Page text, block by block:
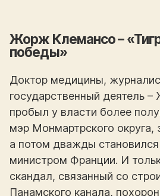
Жорж Клемансо –
победы»
Доктор медицины,
государственный деятель
пробыл у власти более
мэр Монмартрского округа,
а потом дважды
министром Франции. И
скандал, связанный со
Панамского канала,